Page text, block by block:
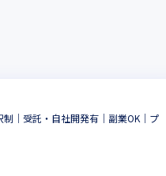
｜受託・自社開発有｜副業OK｜プ